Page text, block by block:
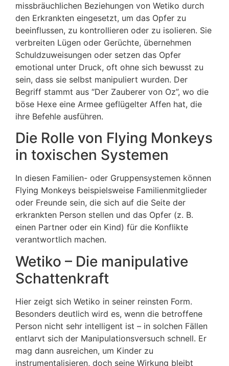
missbräuchlichen Beziehungen von Wetiko durch
den Erkrankten eingesetzt, um das Opfer zu
beeinflussen, zu kontrollieren oder zu isolieren. Sie
verbreiten Lügen oder Gerüchte, übernehmen
Schuldzuweisungen oder setzen das Opfer
emotional unter Druck, oft ohne sich bewusst zu
sein, dass sie selbst manipuliert wurden. Der
Begriff stammt aus “Der Zauberer von Oz”, wo die
böse Hexe eine Armee geflügelter Affen hat, die
ihre Befehle ausführen.
Die Rolle von Flying Monkeys
in toxischen Systemen
In diesen Familien- oder Gruppensystemen können
Flying Monkeys beispielsweise Familienmitglieder
oder Freunde sein, die sich auf die Seite der
erkrankten Person stellen und das Opfer (z. B.
einen Partner oder ein Kind) für die Konflikte
verantwortlich machen.
Wetiko – Die manipulative
Schattenkraft
Hier zeigt sich Wetiko in seiner reinsten Form.
Besonders deutlich wird es, wenn die betroffene
Person nicht sehr intelligent ist – in solchen Fällen
entlarvt sich der Manipulationsversuch schnell. Er
mag dann ausreichen, um Kinder zu
instrumentalisieren, doch seine Wirkung bleibt